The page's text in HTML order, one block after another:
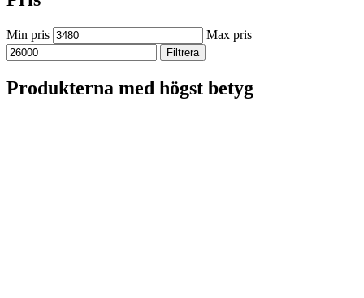
Min pris Max pris
Filtrera
Produkterna med högst betyg